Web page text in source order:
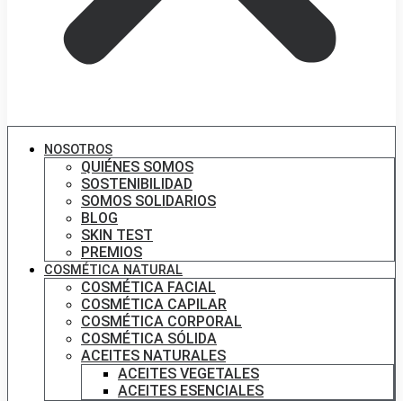
NOSOTROS
QUIÉNES SOMOS
SOSTENIBILIDAD
SOMOS SOLIDARIOS
BLOG
SKIN TEST
PREMIOS
COSMÉTICA NATURAL
COSMÉTICA FACIAL
COSMÉTICA CAPILAR
COSMÉTICA CORPORAL
COSMÉTICA SÓLIDA
ACEITES NATURALES
ACEITES VEGETALES
ACEITES ESENCIALES